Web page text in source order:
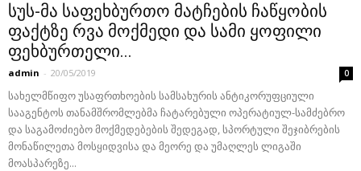
სუს-მა საფეხბურთო მატჩების ჩაწყობის
ფაქტზე რვა მოქმედი და სამი ყოფილი
ფეხბურთელი...
admin - 20/05/2019 0
სახელმწიფო უსაფრთხოების სამსახურის ანტიკორუფციული
სააგენტოს თანამშრომლებმა ჩატარებული ოპერატიულ-სამძებრო
და საგამოძიებო მოქმედებების შედეგად, სპორტული შეჯიბრების
მონაწილეთა მოსყიდვისა და მეორე და უმაღლეს ლიგაში
მოასპარეზე...